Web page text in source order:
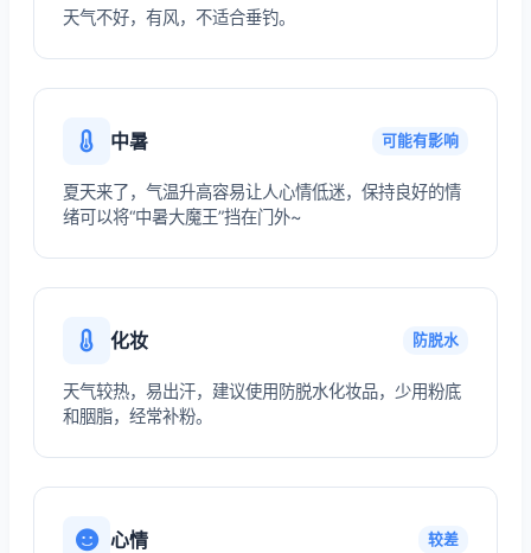
天气不好，有风，不适合垂钓。
中暑 可能有影响
夏天来了，气温升高容易让人心情低迷，保持良好的情
绪可以将“中暑大魔王”挡在门外~
化妆 防脱水
天气较热，易出汗，建议使用防脱水化妆品，少用粉底
和胭脂，经常补粉。
心情 较差